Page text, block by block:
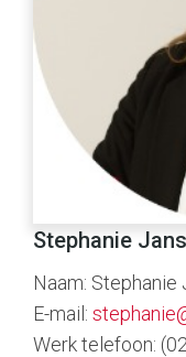
Stephanie
Naam: Stephanie
E-mail:
Werk telefoon: